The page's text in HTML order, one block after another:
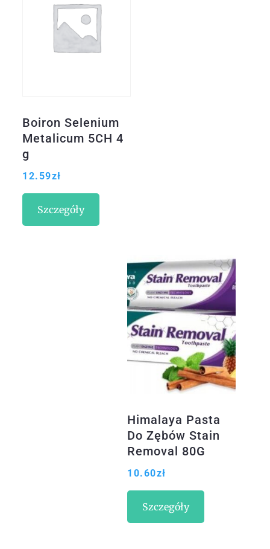
Boiron Selenium
Metalicum 5CH 4
g
12.59zł
Szczegóły
Himalaya Pasta
Do Zębów Stain
Removal 80G
10.60zł
Szczegóły